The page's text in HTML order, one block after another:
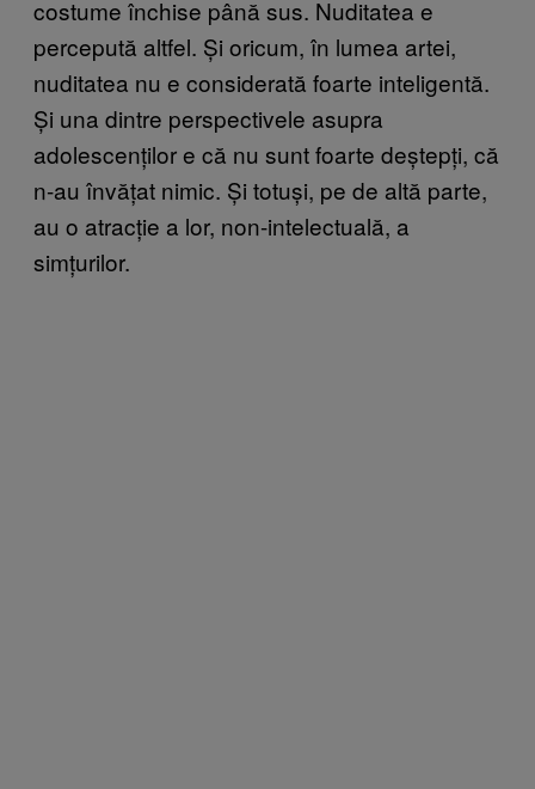
costume închise până sus. Nuditatea e
percepută altfel. Și oricum, în lumea artei,
nuditatea nu e considerată foarte inteligentă.
Și una dintre perspectivele asupra
adolescenților e că nu sunt foarte deștepți, că
n-au învățat nimic. Și totuși, pe de altă parte,
au o atracție a lor, non-intelectuală, a
simțurilor.